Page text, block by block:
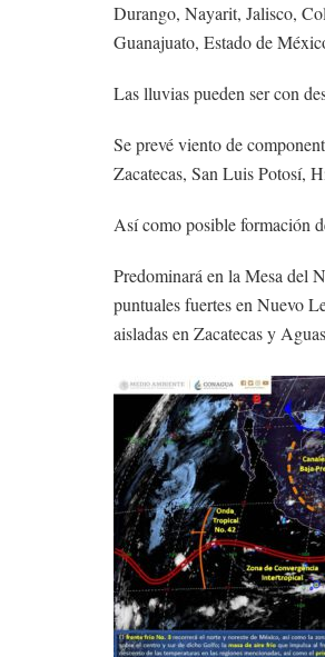
Durango, Nayarit, Jalisco,
Guanajuato, Estado de
Las lluvias pueden ser con
Se prevé viento de
Zacatecas, San Luis Potosí,
Así como posible formación
Predominará en la Mesa del
puntuales fuertes en Nuevo
aisladas en Zacatecas y